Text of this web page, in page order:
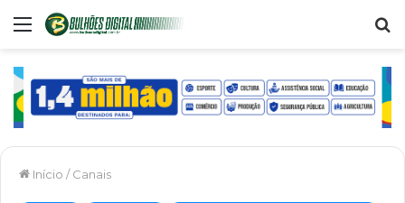
Menu
Início / Canais